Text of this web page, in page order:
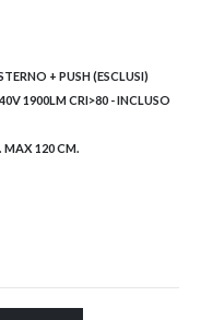
+ PUSH (ESCLUSI)
1900LM CRI>80 - INCLUSO
MAX 120 CM.